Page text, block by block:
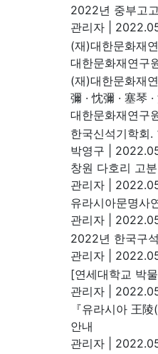
2022년 중부고
관리자
(재)대한문화재
대한문화재연구
(재)대한문화재
彌 · 忱彌 · 塞琴
대한문화재연구
한국신석기학회
박영구
창원 다호리 고
관리자
유라시아문명사
관리자
2022년 한국구
관리자
[연세대학교 박
관리자
『유라시아 王
안내
관리자